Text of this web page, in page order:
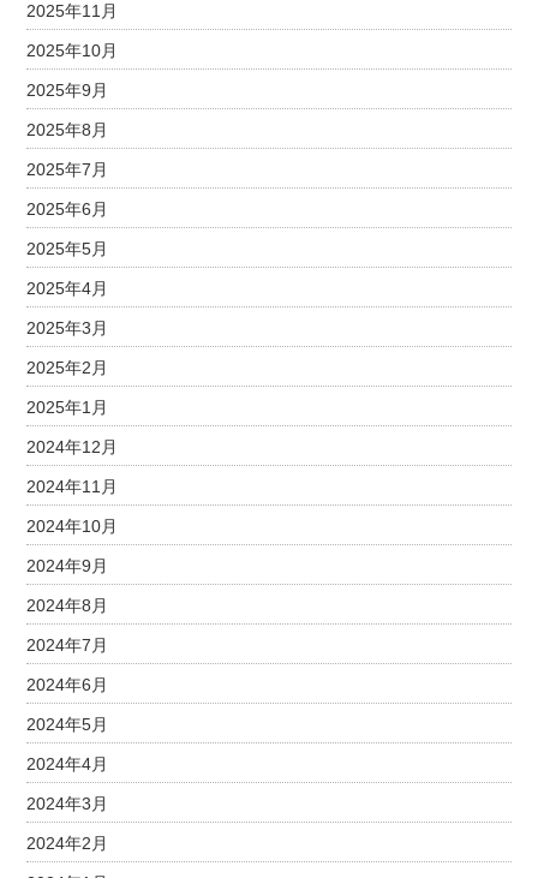
2025年11月
2025年10月
2025年9月
2025年8月
2025年7月
2025年6月
2025年5月
2025年4月
2025年3月
2025年2月
2025年1月
2024年12月
2024年11月
2024年10月
2024年9月
2024年8月
2024年7月
2024年6月
2024年5月
2024年4月
2024年3月
2024年2月